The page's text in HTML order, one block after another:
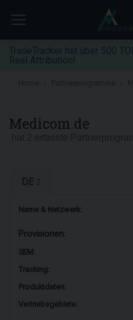
TradeTracker hat über 500
Real Attribution!
Home Partnerprogramme
Medicom.de
DE
Name & Netzwerk:
Provisionen:
SEM:
Tracking:
Produktdaten:
Vertriebsgebiete: